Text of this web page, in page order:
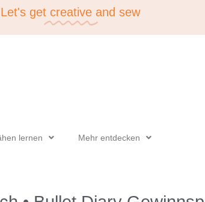
Let's get creative and sew
lernen Mehr entdecken